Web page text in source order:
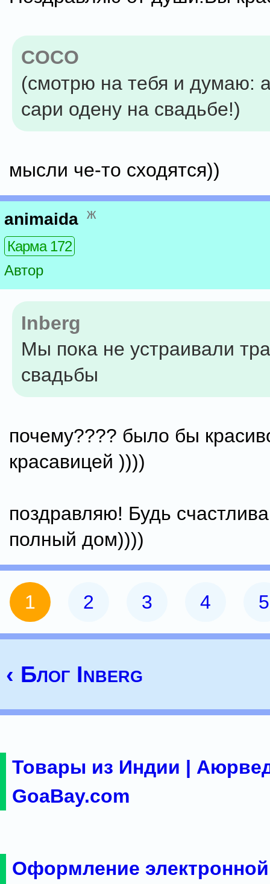
COCO
(смотрю на тебя и думаю:
сари одену на свадьбе!)
мысли че-то сходятся))
animaida ж
Карма 172
Автор
Inberg
Мы пока не устраивали
свадьбы
почему???? было бы
красавицей ))))
поздравляю! Будь
полный дом))))
1 2 3 4 5
‹ Блог Inberg
Товары из Индии |
GoaBay.com
Оформление электронной